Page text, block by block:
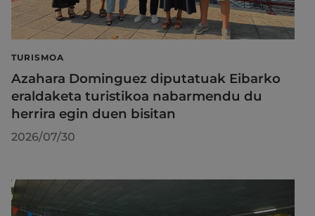
TURISMOA
Azahara Dominguez diputatuak Eibarko
eraldaketa turistikoa nabarmendu du
herrira egin duen bisitan
2026/07/30